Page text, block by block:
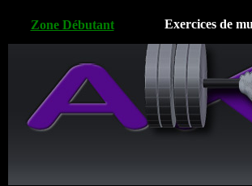
Zone Débutant Exercices de